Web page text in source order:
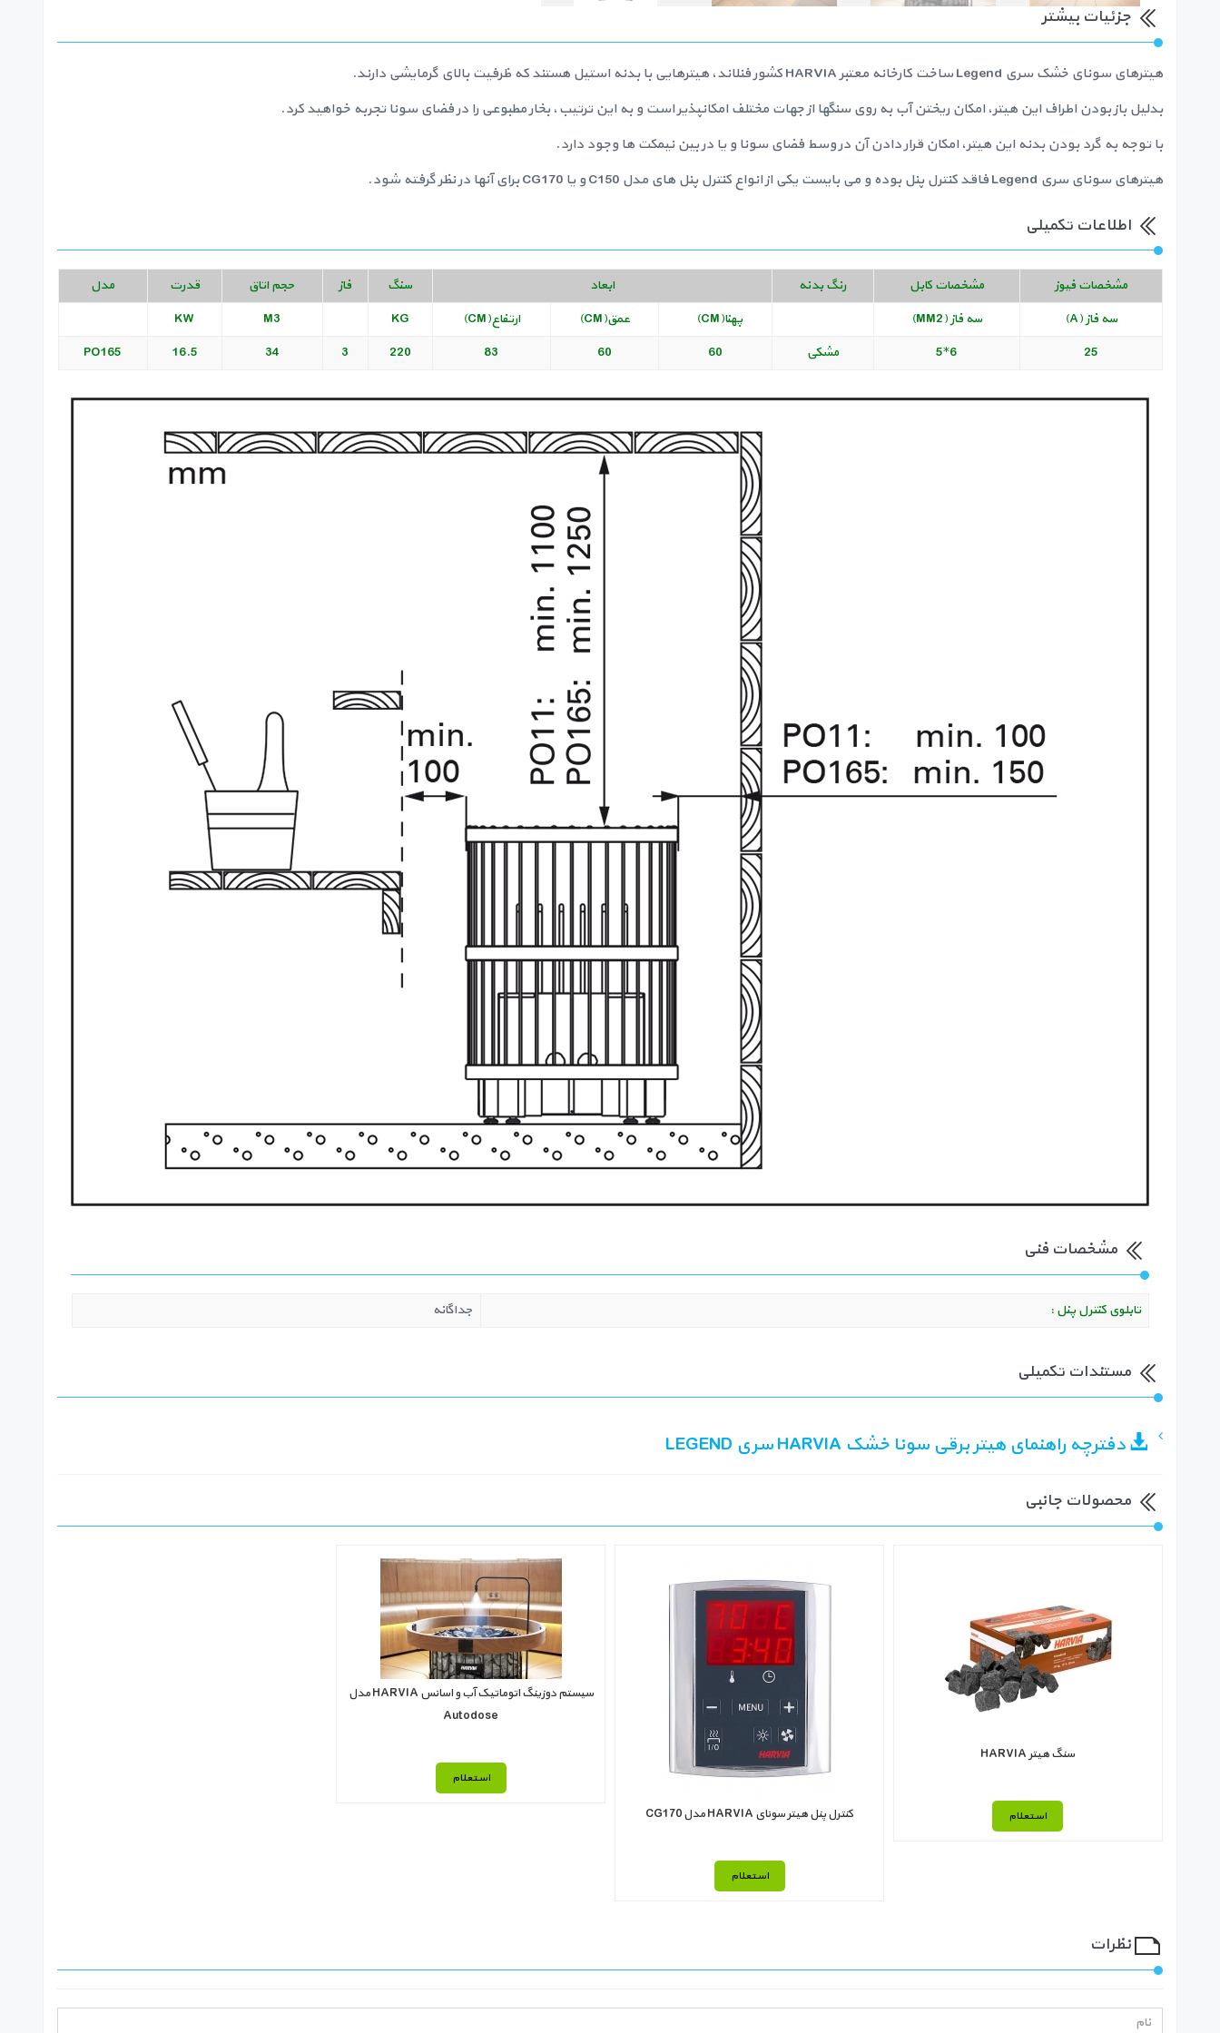
جزئیات بیشتر
هیترهای سونای خشک سری Legend ساخت کارخانه معتبر HARVIA کشور فنلاند، هیترهایی با بدنه استیل هستند که ظرفیت بالای گرمایشی دارند.
بدلیل باز بودن اطراف این هیتر، امکان ریختن آب به روی سنگها از جهات مختلف امکانپذیر است و به این ترتیب، بخار مطبوعی را در فضای سونا تجربه خواهید کرد.
با توجه به گرد بودن بدنه این هیتر، امکان قرار دادن آن در وسط فضای سونا و یا در بین نیمکت ها وجود دارد.
هیترهای سونای سری Legend فاقد کنترل پنل بوده و می بایست یکی از انواع کنترل پنل های مدل C150 و یا CG170 برای آنها در نظر گرفته شود.
اطلاعات تکمیلی
مشخصات فیوز مشخصات کابل رنگ بدنه ابعاد سنگ فاز حجم اتاق قدرت
مدل
سه فاز (A)
سه فاز (MM2) پهنا(CM) عمق(CM) ارتفاع(CM) KG
M3
KW
25
6*5 مشکی 60
60
83
220
3
34
16.5
PO165
مشخصات فنی
تابلوی کنترل پنل : جداگانه
مستندات تکمیلی
دفترچه راهنمای هیتر برقی سونا خشک HARVIA سری LEGEND
محصولات جانبی
سنگ هیتر HARVIA
استعلام کنترل پنل هیتر سونای HARVIA مدل CG170
استعلام
سیستم دوزینگ اتوماتیک آب و اسانس HARVIA مدل
Autodose
استعلام
نظرات